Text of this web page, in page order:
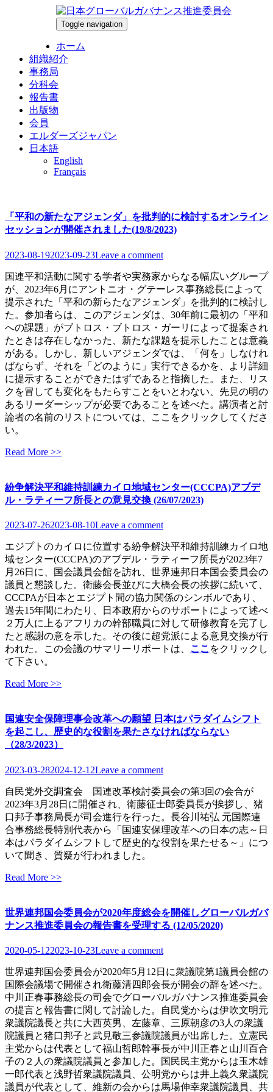
Toggle navigation
ホーム
組織紹介
事務局
分科会
報告書
出版物
会員
エルダーズジャパン
日本語
English
Français
「平和の新たなアジェンダ」を批判的に検討するオンライン
セッションが開催されました(19/8/2023)
2023-08-192023-09-23Leave a comment
国連平和活動に関する学者や実務家からなる幅広いグループ
が、2023年6月にアントニオ・グテーレス事務総長によって
提示された「平和の新らたなアジェンダ」を批判的に検討し
た。参加者らは、このアジェンダは、30年前に最初の「平和
への課題」がブトロス・ブトロス・ガーリによって提案され
たときは存在しなかった、新たな課題を提示したことは意義
がある。しかし、新しいアジェンダでは、「何を」しなけれ
ばならず、それを「どのように」実行できるかを、より詳細
に提示することができたはずであると指摘した。また、リス
クを冒しても変化をもたらすことをいとわない、先見の明の
あるリーダーシップが必要であることを述べた。講演者と討
論者の名前のリストについては、ここをクリックしてくださ
い。
Read More >>
紛争解決平和維持訓練カイロ地域センター(CCCPA)アブデ
ル・ラティーフ所長との意見交換 (26/07/2023)
2023-07-262023-08-10Leave a comment
エジプトのカイロに位置する紛争解決平和維持訓練カイロ地
域センター(CCCPA)のアブデル・ラティーフ所長が2023年7
月26日に、国会議員会館を訪れ、世界連邦日本国会委員会の
議員と懇談した。衛藤会長並びに大橋会長の挨拶に続いて、
CCCPAが日本とエジプト間の協力関係のシンボルであり、
過去15年間にわたり、日本政府からのサポートによって述べ
２万人に上るアフリカの幹部職員に対して研修教育を完了し
たと感謝の意を示した。その後に超党派による意見交換が行
われた。この会議のサマリーリポートは、 ここ をクリックし
て下さい。
Read More >>
国連安全保障理事会改革への願望 日本はパラダイムシフト
を起こし、歴史的な役割を果たさなければならない
（28/3/2023）
2023-03-282024-12-12Leave a comment
自民党外交調査会 国連改革検討委員会の第3回の会合が
2023年3月28日に開催され、衛藤征士郎委員長が挨拶し、猪
口邦子事務局長が司会進行を行った。長谷川祐弘 元国際連
合事務総長特別代表から「国連安保理改革への日本の志～日
本はパラダイムシフトして歴史的な役割を果たせる～」につ
いて聞き、質疑が行われました。
Read More >>
世界連邦国会委員会が2020年度総会を開催しグローバルガバ
ナンス推進委員会の報告書を受理する (12/05/2020)
2020-05-122023-10-23Leave a comment
世界連邦国会委員会が2020年5月12日に衆議院第1議員会館の
国際会議場で開催され衛藤清四郎会長が開会の辞を述べた。
中川正春事務総長の司会でグローバルガバナンス推進委員会
の提言と報告書に関して討論した。自民党からは伊吹文明元
衆議院議長と共に大西英男、左藤章、三原朝彦の3人の衆議
院議員と猪口邦子と武見敬三参議院議員が出席した。立憲民
主党からは代表として福山哲郎幹事長が中川正春と山川百合
子の２人の衆議院議員と参加した。国民民主党からは玉木雄
一郎代表と浅野哲衆議院議員、公明党からは井上義久衆議院
議員が代表として、維新の会からは馬場伸幸衆議院議員、共